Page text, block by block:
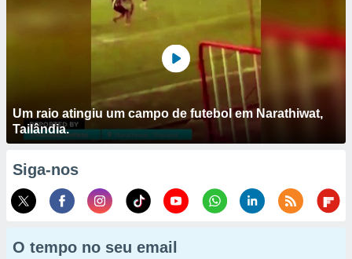
Um raio atingiu um campo de futebol em Narathiwat,
Tailândia.
Siga-nos
O tempo no seu email